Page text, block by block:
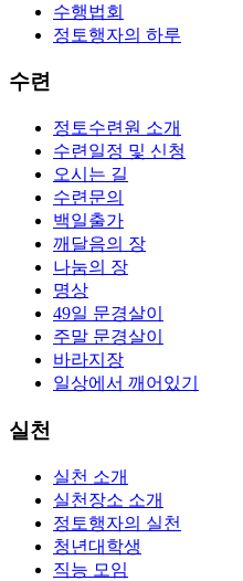
수행법회
정토행자의 하루
수련
정토수련원 소개
수련일정 및 신청
오시는 길
수련문의
백일출가
깨달음의 장
나눔의 장
명상
49일 문경살이
주말 문경살이
바라지장
일상에서 깨어있기
실천
실천 소개
실천장소 소개
정토행자의 실천
청년대학생
직능 모임